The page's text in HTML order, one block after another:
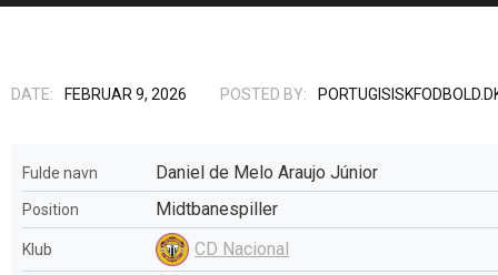
DATE: FEBRUAR 9, 2026 POSTED BY:
Fulde navn Daniel de Melo Araujo Júnior
Position Midtbanespiller
Klub CD Nacional